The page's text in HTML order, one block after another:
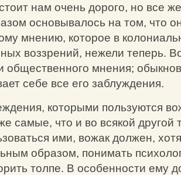
нам очень дорого, но все
основывалось на том, что
мнению, которое в
воззрений, нежели теперь.
общественного мнения;
себе все его заблуждения.
которыми пользуются
самые, что и во всякой другой
ими, вожак должен,
образом, понимать
толпе. В особенности ему